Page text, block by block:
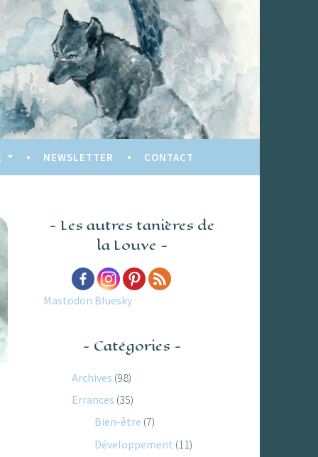
NEWSLETTER CONTACT
Les autres tanières de
la Louve
Mastodon Bluesky
Catégories
Archives (98)
Errances (35)
Bien-être (7)
Développement (11)